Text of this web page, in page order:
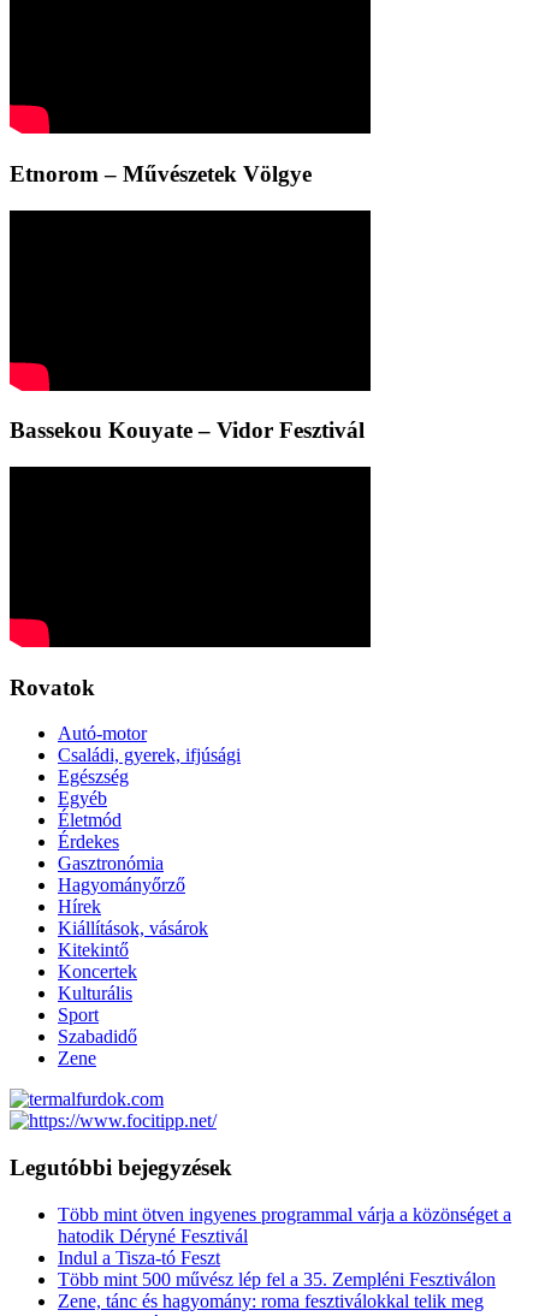
Etnorom – Művészetek Völgye
Bassekou Kouyate – Vidor Fesztivál
Rovatok
Autó-motor
Családi, gyerek, ifjúsági
Egészség
Egyéb
Életmód
Érdekes
Gasztronómia
Hagyományőrző
Hírek
Kiállítások, vásárok
Kitekintő
Koncertek
Kulturális
Sport
Szabadidő
Zene
Legutóbbi bejegyzések
Több mint ötven ingyenes programmal várja a közönséget a
hatodik Déryné Fesztivál
Indul a Tisza-tó Feszt
Több mint 500 művész lép fel a 35. Zempléni Fesztiválon
Zene, tánc és hagyomány: roma fesztiválokkal telik meg